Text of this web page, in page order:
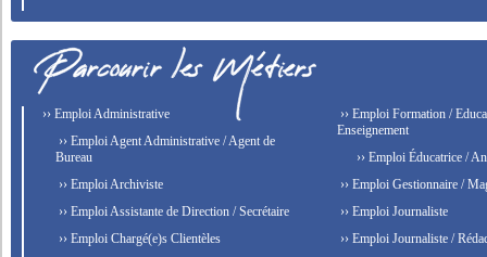
›› Emploi Administrative
›› Emploi Agent Administrative / Agent de
Bureau
›› Emploi Archiviste
›› Emploi Assistante de Direction / Secrétaire
›› Emploi Chargé(e)s Clientèles
›› Emploi Formation /
Enseignement
›› Emploi Éducatrice /
›› Emploi Gestionnaire /
›› Emploi Journaliste
›› Emploi Journaliste /